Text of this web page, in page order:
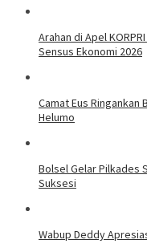
Arahan di Apel
Sensus Ekonomi 2026
Camat Eus Ringankan
Helumo
Bolsel Gelar Pilkades
Suksesi
Wabup Deddy